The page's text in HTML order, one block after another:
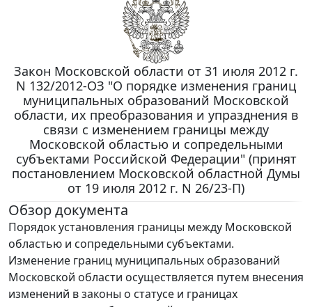
Закон Московской области от 31 июля 2012 г.
N 132/2012-ОЗ "О порядке изменения границ
муниципальных образований Московской
области, их преобразования и упразднения в
связи с изменением границы между
Московской областью и сопредельными
субъектами Российской Федерации" (принят
постановлением Московской областной Думы
от 19 июля 2012 г. N 26/23-П)
Обзор документа
Порядок установления границы между Московской
областью и сопредельными субъектами.
Изменение границ муниципальных образований
Московской области осуществляется путем внесения
изменений в законы о статусе и границах